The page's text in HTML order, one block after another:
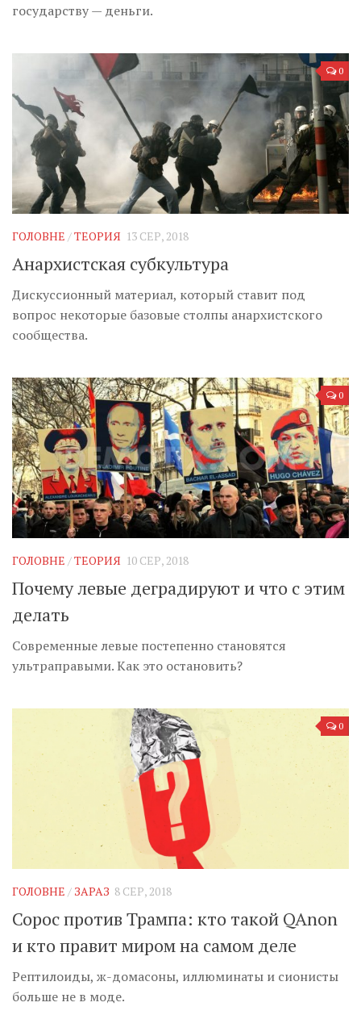
государству — деньги.
0
ГОЛОВНЕ /ТЕОРИЯ 13 СЕР, 2018
Анархистская субкультура
Дискуссионный материал, который ставит под
вопрос некоторые базовые столпы анархистского
сообщества.
0
ГОЛОВНЕ /ТЕОРИЯ 10 СЕР, 2018
Почему левые деградируют и что с этим
делать
Современные левые постепенно становятся
ультраправыми. Как это остановить?
0
ГОЛОВНЕ / ЗАРАЗ 8 СЕР, 2018
Сорос против Трампа: кто такой QAnon
и кто правит миром на самом деле
Рептилоиды, ж-домасоны, иллюминаты и сионисты
больше не в моде.